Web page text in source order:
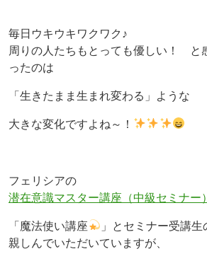
毎日ウキウキワクワク♪
周りの人たちもとっても優しい！ と
ったのは
「生きたまま生まれ変わる」ような
大きな変化ですよね～！
フェリシアの
潜在意識マスター講座（中級セミナー）
「魔法使い講座
」とセミナー受講生
親しんでいただいていますが、